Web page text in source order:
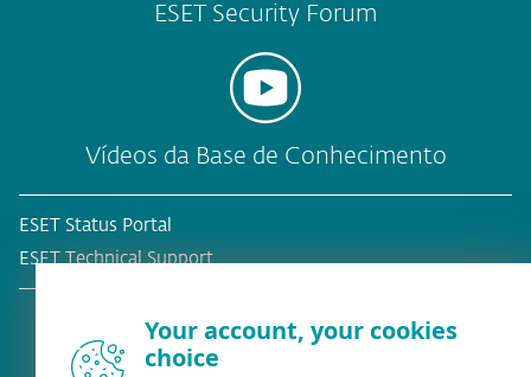
ESET Security Forum
Vídeos da Base de Conhecimento
ESET Status Portal
ESET Technical Support
Your account, your cookies
choice